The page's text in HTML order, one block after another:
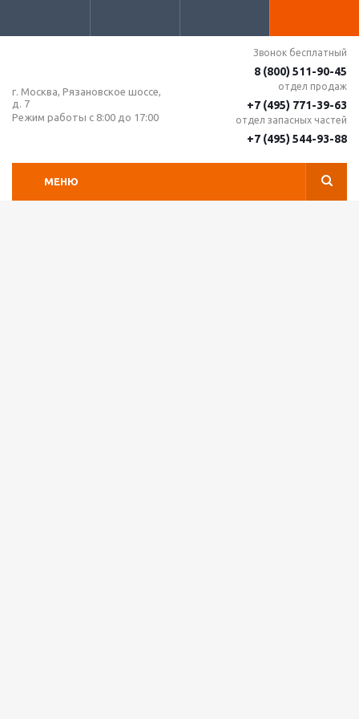
г. Москва, Рязановское шоссе,
д. 7
Режим работы с 8:00 до 17:00
Звонок бесплатный
8 (800) 511-90-45
отдел продаж
+7 (495) 771-39-63
отдел запасных частей
+7 (495) 544-93-88
МЕНЮ